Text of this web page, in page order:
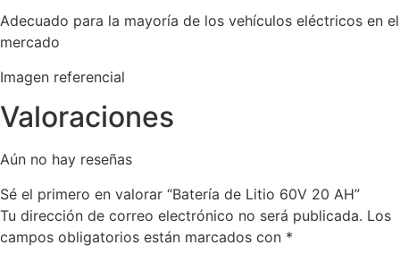
Adecuado para la mayoría de los vehículos eléctricos en el
mercado
Imagen referencial
Valoraciones
Aún no hay reseñas
Sé el primero en valorar “Batería de Litio 60V 20 AH”
Tu dirección de correo electrónico no será publicada. Los
campos obligatorios están marcados con *